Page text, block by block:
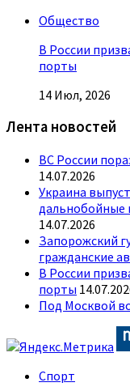
Общество
В России
порты
14 Июл, 2026
Лента новостей
ВС России
14.07.2026
Украина
дальнобойные
14.07.2026
Запорожский
гражданские
В России
порты
Под Москвой
Спорт